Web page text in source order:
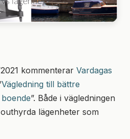
kommenterar Vardagas
Vägledning till bättre
”. Både i vägledningen
lägenheter som